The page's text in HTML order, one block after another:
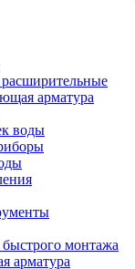
арматура
воды
монтажа
арматура